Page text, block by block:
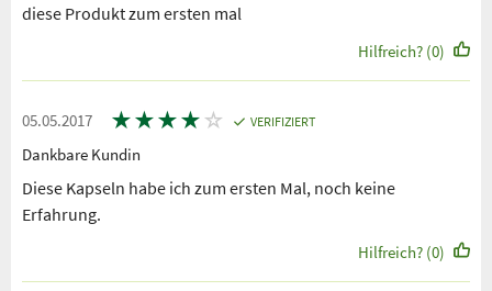
diese Produkt zum ersten mal
Hilfreich? (0)
05.05.2017 ★★★★ ☆ VERIFIZIERT
Dankbare Kundin
Diese Kapseln habe ich zum ersten Mal, noch keine
Erfahrung.
Hilfreich? (0)